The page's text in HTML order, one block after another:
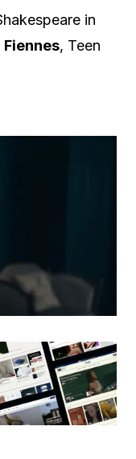
in
Fiennes, Teen